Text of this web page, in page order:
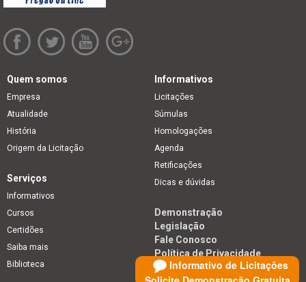
Informativo de Licitações
Quem somos
Empresa
Atualidade
História
Origem da Licitação
Informativos
Licitações
Súmulas
Homologações
Agenda
Retificações
Dicas e dúvidas
Serviços
Informativos
Cursos
Certidões
Saiba mais
Biblioteca
Demonstração
Legislação
Fale Conosco
Política de Privacidade